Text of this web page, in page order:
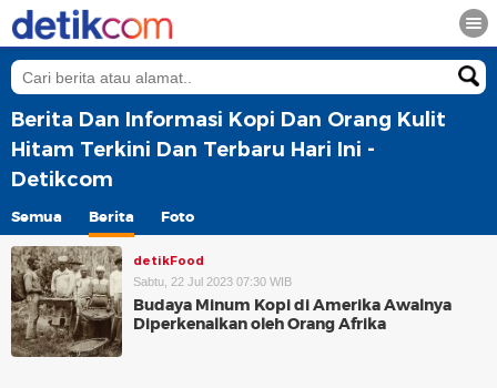
Berita Dan Informasi Kopi Dan Orang Kulit
Hitam Terkini Dan Terbaru Hari Ini -
Detikcom
Semua Berita Foto
detikFood
Sabtu, 22 Jul 2023 07:30 WIB
Budaya Minum Kopi di Amerika Awalnya
Diperkenalkan oleh Orang Afrika